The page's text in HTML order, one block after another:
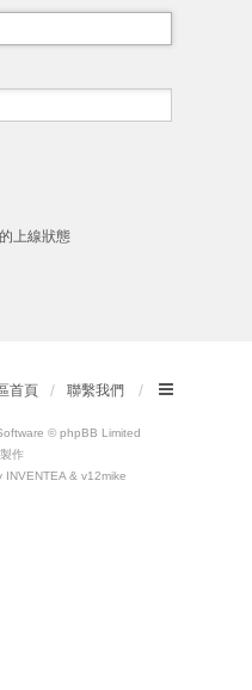
上線狀態
首頁 聯繫我們
© phpBB Limited
作
INVENTEA & v12mike